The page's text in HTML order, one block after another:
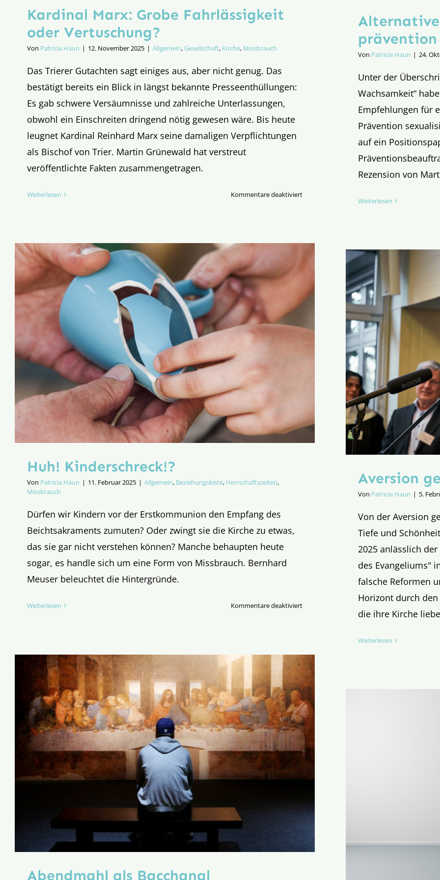
Kardinal Marx: Grobe Fahrlässigkeit
oder Vertuschung?
Von Patricia Haun | 12. November 2025 | Allgemein,Gesellschaft, Kirche, Missbrauch
Das Trierer Gutachten sagt einiges aus, aber nicht genug. Das
bestätigt bereits ein Blick in längst bekannte Presseenthüllungen:
Es gab schwere Versäumnisse und zahlreiche Unterlassungen,
obwohl ein Einschreiten dringend nötig gewesen wäre. Bis heute
leugnet Kardinal Reinhard Marx seine damaligen Verpflichtungen
als Bischof von Trier. Martin Grünewald hat verstreut
veröffentlichte Fakten zusammengetragen.
Weiterlesen Kommentare deaktiviertfür
Fahrlässigkeit
prävention
Von Patricia Haun | 24.
Unter der
Wachsamkeit“
Empfehlungen für
Prävention
auf ein
Rezension von
Weiterlesen
Huh! Kinderschreck!?
Von Patricia Haun | 11. Februar 2025 | Allgemein, Beziehungskiste, Herrschaftszeiten,
Missbrauch
Dürfen wir Kindern vor der Erstkommunion den Empfang des
Beichtsakraments zumuten? Oder zwingt sie die Kirche zu etwas,
das sie gar nicht verstehen können? Manche behaupten heute
sogar, es handle sich um eine Form von Missbrauch. Bernhard
Meuser beleuchtet die Hintergründe.
Weiterlesen Kommentare deaktiviertfür
Aversion
Von Patricia Haun | 5.
Von der Aversion
Tiefe und
2025 anlässlich
des Evangeliums"
falsche Reformen
Horizont durch
die ihre Kirche
Weiterlesen
Abendmahl als Bacchanal